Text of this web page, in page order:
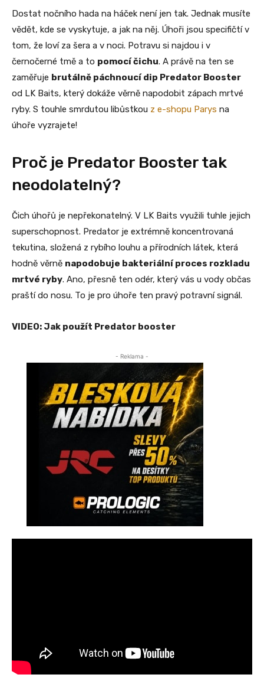
Dostat nočního hada na háček není jen tak. Jednak musíte
vědět, kde se vyskytuje, a jak na něj. Úhoři jsou specifičtí v
tom, že loví za šera a v noci. Potravu si najdou i v
černočerné tmě a to pomocí čichu. A právě na ten se
zaměřuje brutálně páchnoucí dip Predator Booster
od LK Baits, který dokáže věrně napodobit zápach mrtvé
ryby. S touhle smrdutou libůstkou z e-shopu Parys na
úhoře vyzrajete!
Proč je Predator Booster tak
neodolatelný?
Čich úhořů je nepřekonatelný. V LK Baits využili tuhle jejich
superschopnost. Predator je extrémně koncentrovaná
tekutina, složená z rybího louhu a přírodních látek, která
hodně věrně napodobuje bakteriální proces rozkladu
mrtvé ryby. Ano, přesně ten odér, který vás u vody občas
praští do nosu. To je pro úhoře ten pravý potravní signál.
VIDEO: Jak použít Predator booster
- Reklama -